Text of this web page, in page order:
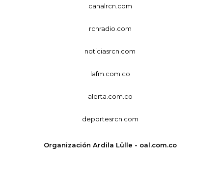
canalrcn.com
rcnradio.com
noticiasrcn.com
lafm.com.co
alerta.com.co
deportesrcn.com
Organización Ardila Lülle - oal.com.co